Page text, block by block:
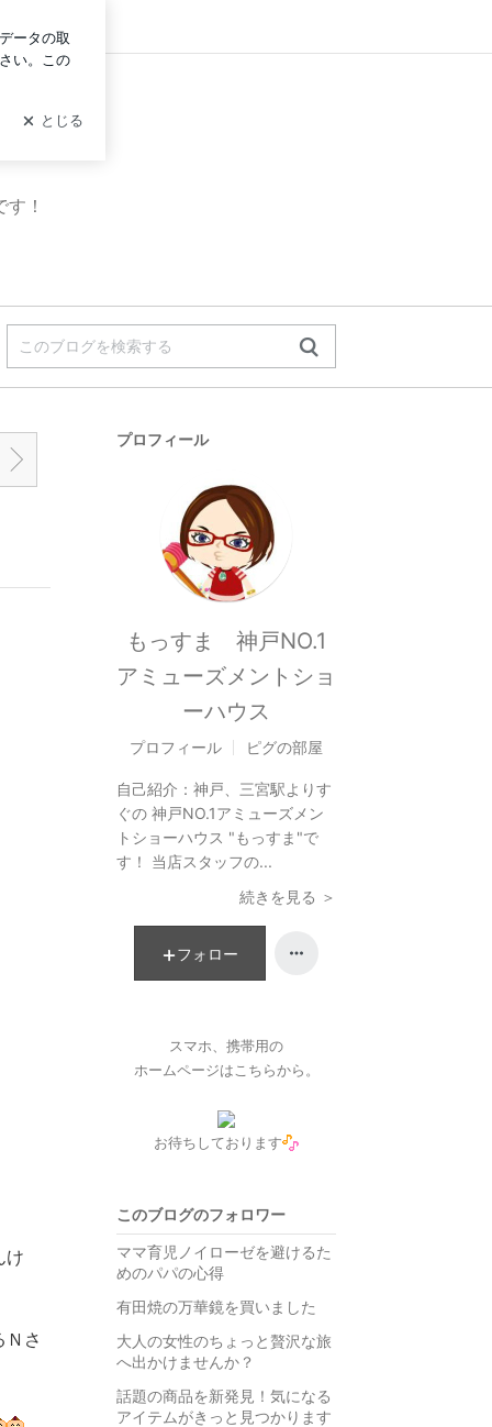
！
け
さ
プロフィール
もっすま 神戸NO.1
アミューズメントショ
ーハウス
プロフィール ピグの部屋
自己紹介： 神戸、三宮駅よりす
ぐの 神戸NO.1アミューズメン
トショーハウス "もっすま"で
す！ 当店スタッフの...
続きを見る ＞
フォロー
スマホ、携帯用の
ホームページはこちらから。
お待ちしております
このブログのフォロワー
ママ育児ノイローゼを避けるた
めのパパの心得
有田焼の万華鏡を買いました
大人の女性のちょっと贅沢な旅
へ出かけませんか？
話題の商品を新発見！気になる
アイテムがきっと見つかります